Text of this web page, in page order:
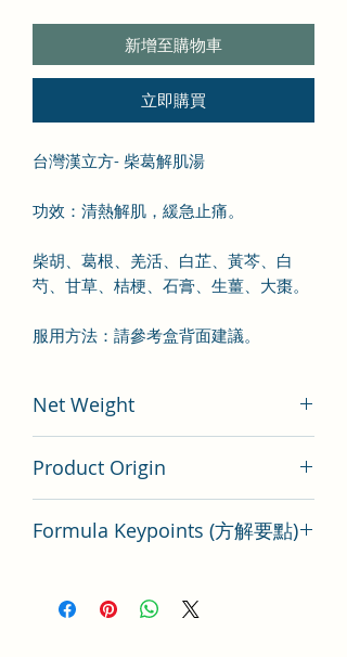
新增至購物車
立即購買
台灣漢立方- 柴葛解肌湯
功效：清熱解肌，緩急止痛。
柴胡、葛根、羌活、白芷、黃芩、白
芍、甘草、桔梗、石膏、生薑、大棗。
服用方法：請參考盒背面建議。
Net Weight
Product Origin
Formula Keypoints (方解要點)